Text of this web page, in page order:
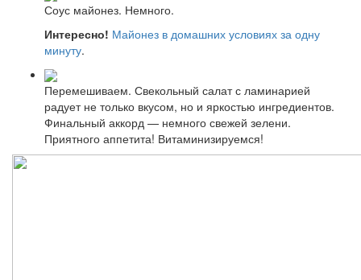
Соус майонез. Немного.
Интересно! Майонез в домашних условиях за одну
минуту.
Перемешиваем. Свекольный салат с ламинарией
радует не только вкусом, но и яркостью ингредиентов.
Финальный аккорд — немного свежей зелени.
Приятного аппетита! Витаминизируемся!